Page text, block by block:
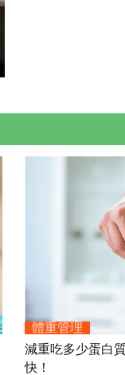
體重管理
減重吃多少蛋白
快！